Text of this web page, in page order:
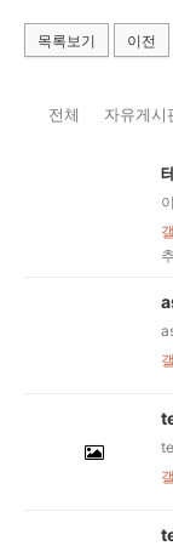
목록보기 이전
전체 자유게시